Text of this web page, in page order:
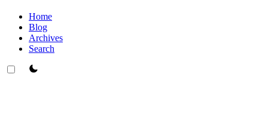
Home
Blog
Archives
Search
theme switcher